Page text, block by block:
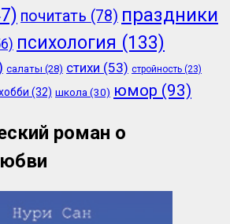
почитать (78) праздники
психология (133)
салаты (28) стихи (53) стройность (23)
(32) школа(30) юмор (93)
роман о